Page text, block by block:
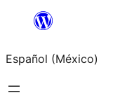
Saltar
contenido
Español (México)